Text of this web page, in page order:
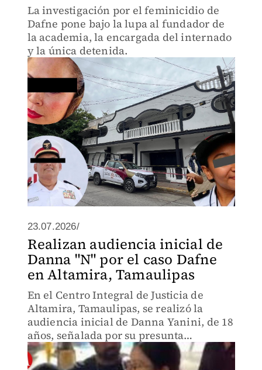
La investigación por el feminicidio de
Dafne pone bajo la lupa al fundador de
la academia, la encargada del internado
y la única detenida.
23.07.2026/
Realizan audiencia inicial de
Danna "N" por el caso Dafne
en Altamira, Tamaulipas
En el Centro Integral de Justicia de
Altamira, Tamaulipas, se realizó la
audiencia inicial de Danna Yanini, de 18
años, señalada por su presunta
involucración en el caso Dafne.
Autoridades definirán su situación legal.